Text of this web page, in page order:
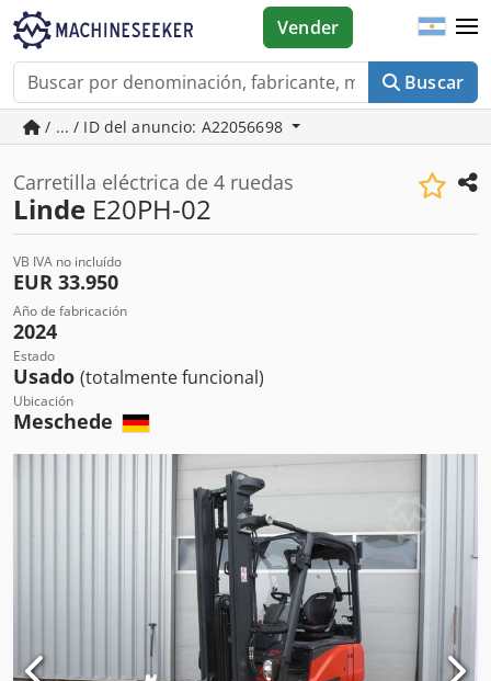
Buscar
Vender
/ ... / ID del anuncio: A22056698
Carretilla eléctrica de 4 ruedas
Linde E20PH-02
VB IVA no incluído
EUR 33.950
Año de fabricación
2024
Estado
Usado (totalmente funcional)
Ubicación
Meschede